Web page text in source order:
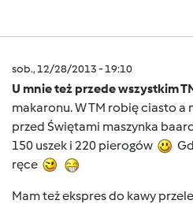
sob., 12/28/2013 - 19:10
U mnie też przede wszystkim
makaronu. W TM robię ciasto a
przed Świętami maszynka
150 uszek i 220 pierogów
ręce
Mam też ekspres do kawy